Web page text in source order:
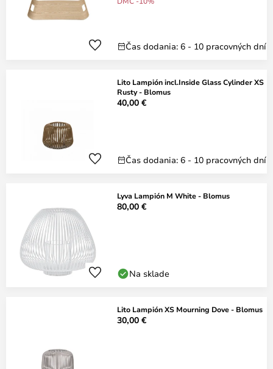
Čas dodania: 6 - 10 pracovných dní
Lito Lampión incl.Inside Glass Cylinder XS
Rusty - Blomus
40,00 €
Čas dodania: 6 - 10 pracovných dní
Lyva Lampión M White - Blomus
80,00 €
Na sklade
Lito Lampión XS Mourning Dove - Blomus
30,00 €